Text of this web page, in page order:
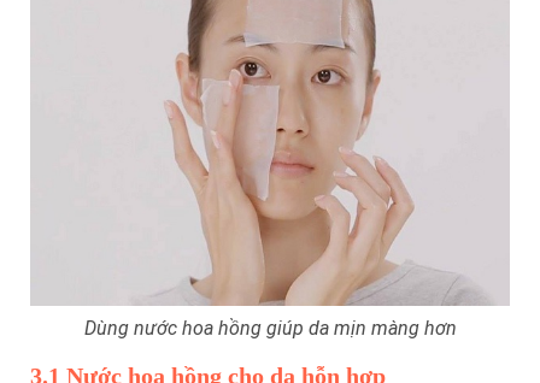
Dùng nước hoa hồng giúp da mịn màng hơn
3.1 Nước hoa hồng cho da hỗn hợp